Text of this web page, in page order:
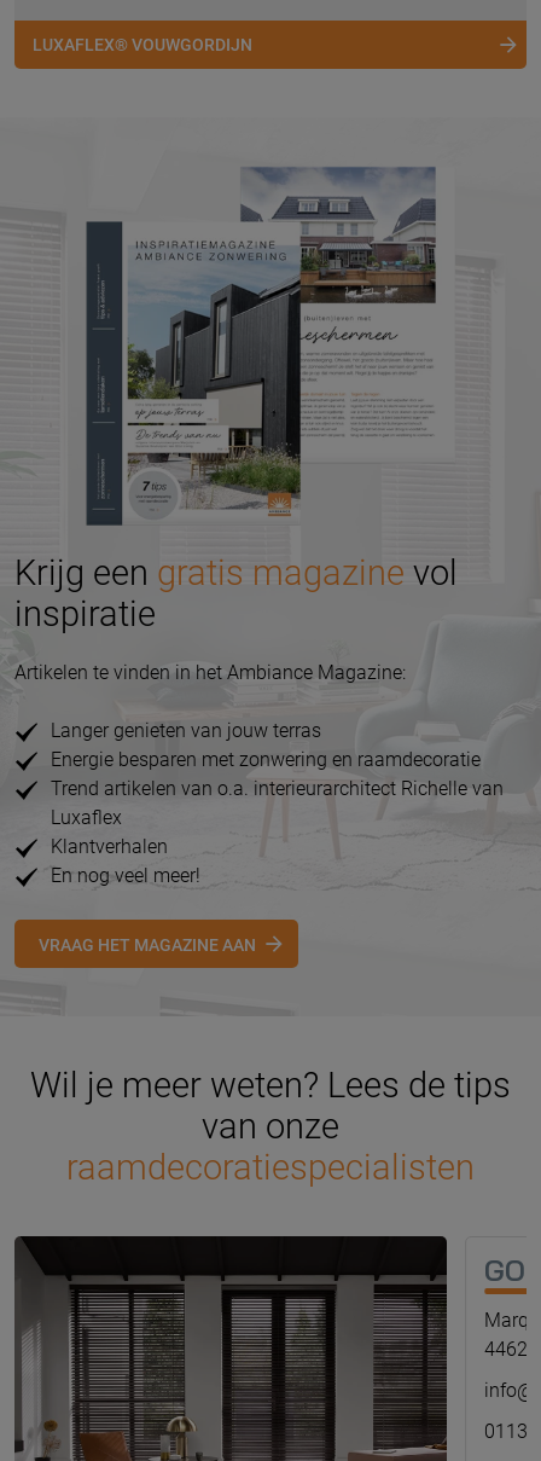
LUXAFLEX® VOUWGORDIJN
Krijg een gratis magazine vol
inspiratie
Artikelen te vinden in het Ambiance Magazine:
Langer genieten van jouw terras
Energie besparen met zonwering en raamdecoratie
Trend artikelen van o.a. interieurarchitect Richelle van
Luxaflex
Klantverhalen
En nog veel meer!
VRAAG HET MAGAZINE AAN
Wil je meer weten? Lees de tips
van onze
raamdecoratiespecialisten
4462
0113